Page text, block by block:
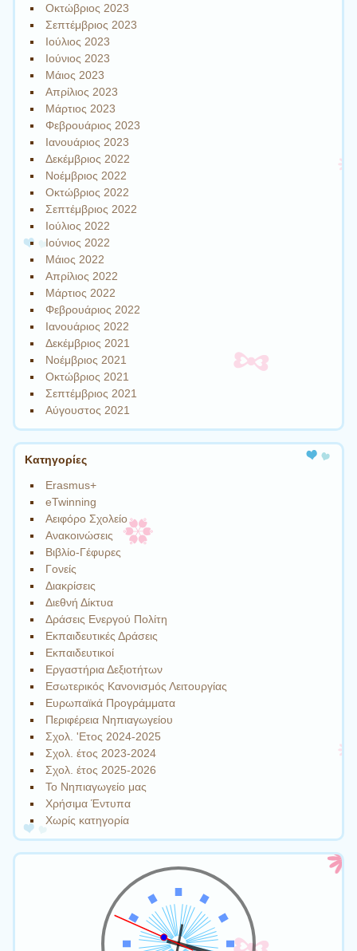
Οκτώβριος 2023
Σεπτέμβριος 2023
Ιούλιος 2023
Ιούνιος 2023
Μάιος 2023
Απρίλιος 2023
Μάρτιος 2023
Φεβρουάριος 2023
Ιανουάριος 2023
Δεκέμβριος 2022
Νοέμβριος 2022
Οκτώβριος 2022
Σεπτέμβριος 2022
Ιούλιος 2022
Ιούνιος 2022
Μάιος 2022
Απρίλιος 2022
Μάρτιος 2022
Φεβρουάριος 2022
Ιανουάριος 2022
Δεκέμβριος 2021
Νοέμβριος 2021
Οκτώβριος 2021
Σεπτέμβριος 2021
Αύγουστος 2021
Kατηγορίες
Erasmus+
eTwinning
Αειφόρο Σχολείο
Ανακοινώσεις
Βιβλίο-Γέφυρες
Γονείς
Διακρίσεις
Διεθνή Δίκτυα
Δράσεις Ενεργού Πολίτη
Εκπαιδευτικές Δράσεις
Εκπαιδευτικοί
Εργαστήρια Δεξιοτήτων
Εσωτερικός Κανονισμός Λειτουργίας
Ευρωπαϊκά Προγράμματα
Περιφέρεια Νηπιαγωγείου
Σχολ. 'Ετος 2024-2025
Σχολ. έτος 2023-2024
Σχολ. έτος 2025-2026
Το Νηπιαγωγείο μας
Χρήσιμα Έντυπα
Χωρίς κατηγορία